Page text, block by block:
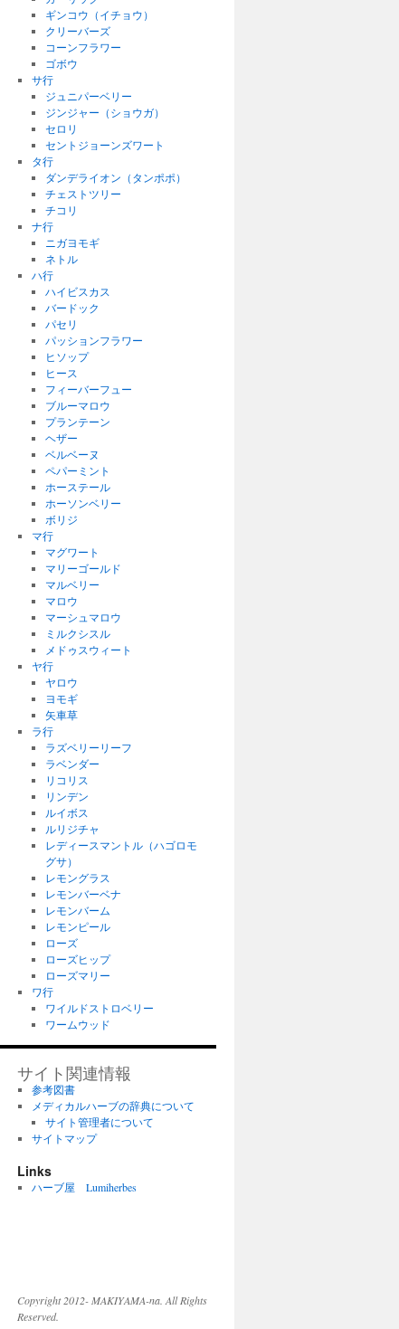
ギンコウ（イチョウ）
クリーバーズ
コーンフラワー
ゴボウ
サ行
ジュニパーベリー
ジンジャー（ショウガ）
セロリ
セントジョーンズワート
タ行
ダンデライオン（タンポポ）
チェストツリー
チコリ
ナ行
ニガヨモギ
ネトル
ハ行
ハイビスカス
バードック
パセリ
パッションフラワー
ヒソップ
ヒース
フィーバーフュー
ブルーマロウ
プランテーン
ヘザー
ベルベーヌ
ペパーミント
ホーステール
ホーソンベリー
ボリジ
マ行
マグワート
マリーゴールド
マルベリー
マロウ
マーシュマロウ
ミルクシスル
メドゥスウィート
ヤ行
ヤロウ
ヨモギ
矢車草
ラ行
ラズベリーリーフ
ラベンダー
リコリス
リンデン
ルイボス
ルリジチャ
レディースマントル（ハゴロモ
グサ）
レモングラス
レモンバーベナ
レモンバーム
レモンピール
ローズ
ローズヒップ
ローズマリー
ワ行
ワイルドストロベリー
ワームウッド
サイト関連情報
参考図書
メディカルハーブの辞典について
サイト管理者について
サイトマップ
Links
ハーブ屋 Lumiherbes
Copyright 2012- MAKIYAMA-na. All Rights
Reserved.